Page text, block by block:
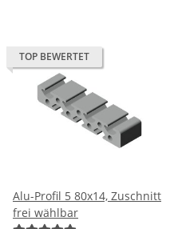
TOP BEWERTET
Alu-Profil 5 80x14, Zuschnitt
frei wählbar